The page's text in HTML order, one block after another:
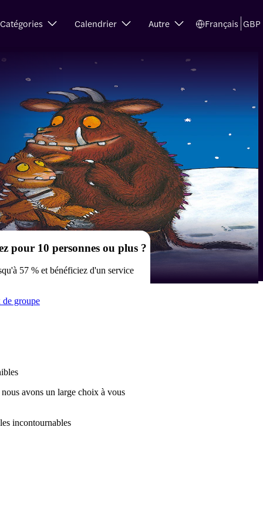
Catégories Calendrier Autre Français GBP
pour 10 personnes ou plus ?
57 % et bénéficiez d'un service
groupe
avons un large choix à vous
incontournables